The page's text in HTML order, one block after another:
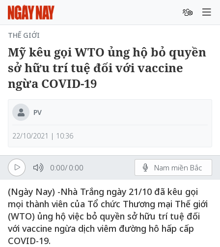
THẾ GIỚI
Mỹ kêu gọi WTO ủng hộ bỏ quyền
sở hữu trí tuệ đối với vaccine
ngừa COVID-19
PV
22/10/2021 | 10:36
0:00/ 0:00 Nam miền Bắc
(Ngày Nay) -Nhà Trắng ngày 21/10 đã kêu gọi
mọi thành viên của Tổ chức Thương mại Thế giới
(WTO) ủng hộ việc bỏ quyền sở hữu trí tuệ đối
với vaccine ngừa dịch viêm đường hô hấp cấp
COVID-19.